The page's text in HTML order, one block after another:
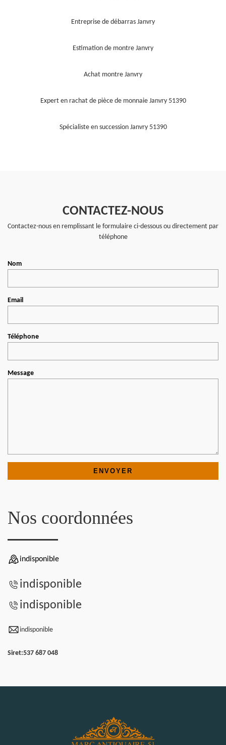
Entreprise de débarras Janvry
Estimation de montre Janvry
Achat montre Janvry
Expert en rachat de pièce de monnaie Janvry 51390
Spécialiste en succession Janvry 51390
CONTACTEZ-NOUS
Contactez-nous en remplissant le formulaire ci-dessous ou directement par
téléphone
Nom
Email
Téléphone
Message
Nos coordonnées
indisponible
indisponible
indisponible
indisponible
Siret:537 687 048